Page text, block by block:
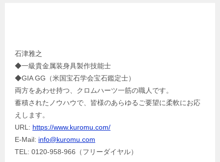
石津雅之
◆一級貴金属装身具製作技能士
◆GIA GG（米国宝石学会宝石鑑定士）
両方をあわせ持つ、クロムハーツ一筋の職人です。
蓄積されたノウハウで、皆様のあらゆるご要望に柔軟にお応
えします。
URL: https://www.kuromu.com/
E-Mail: info@kuromu.com
TEL: 0120-958-966（フリーダイヤル）